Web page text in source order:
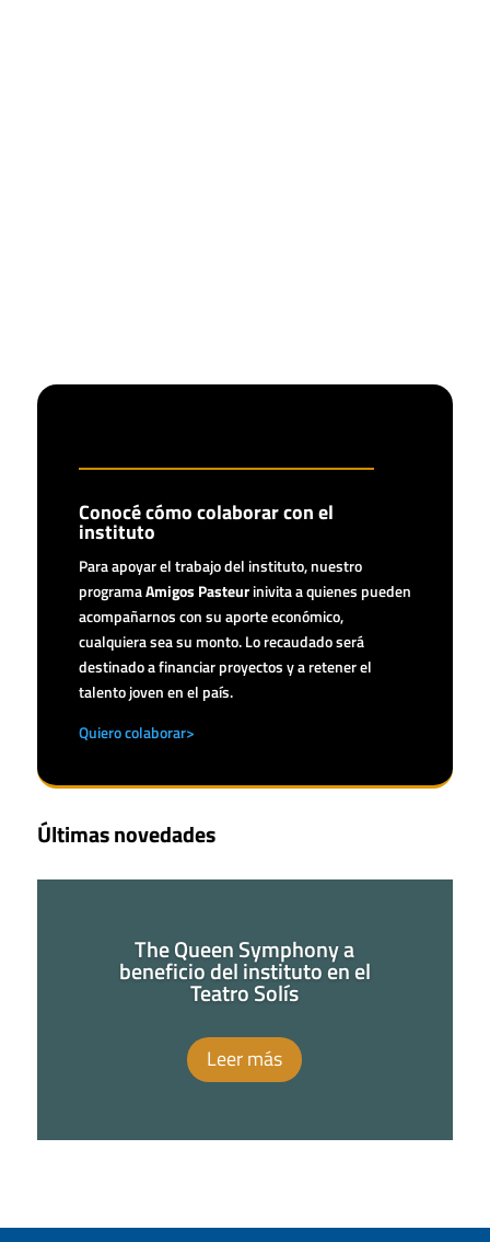
Conocé cómo colaborar con el
instituto
Para apoyar el trabajo del instituto, nuestro
programaAmigos Pasteur inivita a quienes pueden
acompañarnos con su aporte económico,
cualquiera sea su monto. Lo recaudado será
destinado a financiar proyectos y a retener el
talento joven en el país.
Quiero colaborar>
Últimas novedades
The Queen Symphony a
beneficio del instituto en el
Teatro Solís
Leer más